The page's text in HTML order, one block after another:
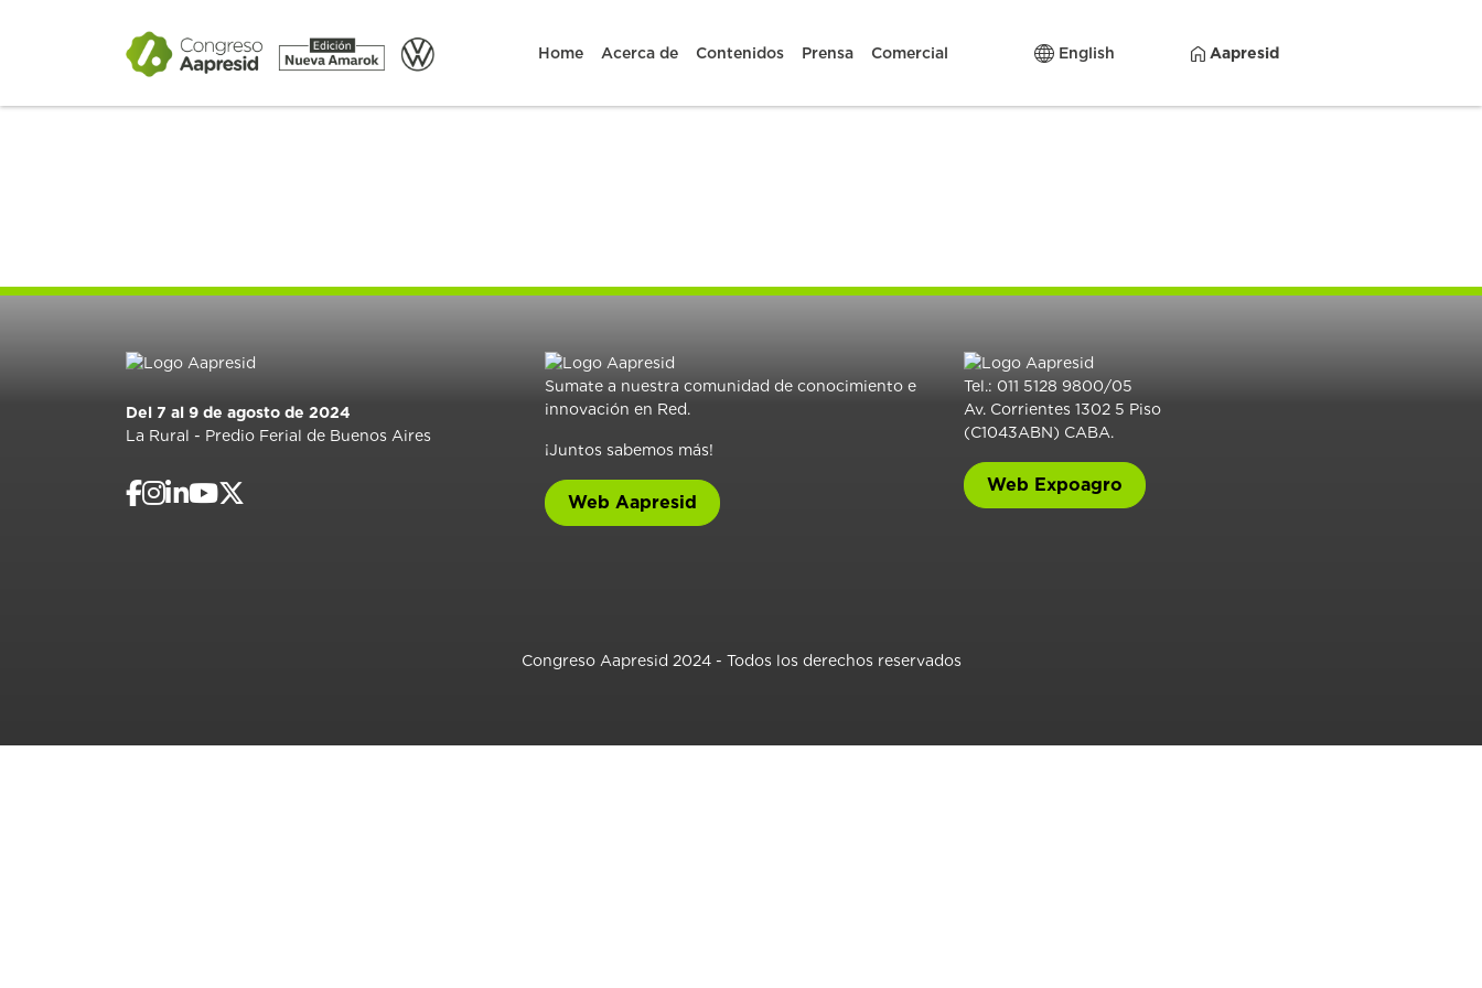
Home Acerca de Contenidos Prensa Comercial English Aapresid
Del 7 al 9 de agosto de 2024
La Rural - Predio Ferial de Buenos Aires
Sumate a nuestra comunidad de conocimiento e
innovación en Red.
¡Juntos sabemos más!
Web Aapresid
Tel.: 011 5128 9800/05
Av. Corrientes 1302 5 Piso
(C1043ABN) CABA.
Web Expoagro
Congreso Aapresid 2024 - Todos los derechos reservados